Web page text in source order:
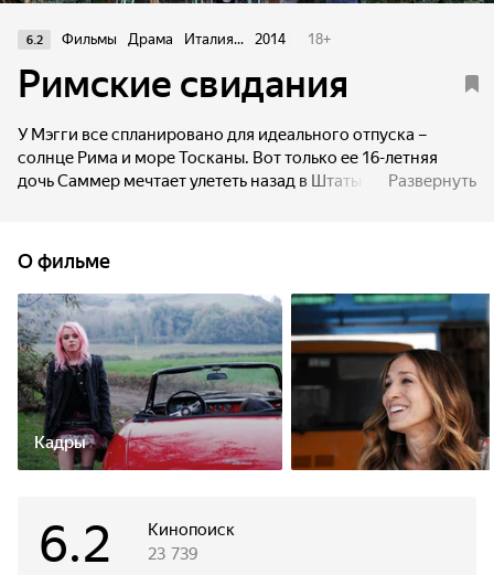
6.2 Фильмы Драма Италия... 2014 18+
Римские свидания
У Мэгги все спланировано для идеального отпуска –
солнце Рима и море Тосканы. Вот только ее 16-летняя
дочь Саммер мечтает улететь назад в Штаты к своему
которая тоже норовит сбежать из дома к тайному
возлюбленному. Расслабленный отдых оборачивается
головокружительной погоней на красной альфа-ромео за
беглянками-родственницами и... собственным счастьем.
Развернуть
О фильме
Кадры
Кинопоиск
6.2 23 739